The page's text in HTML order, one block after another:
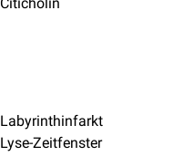
Labyrinthinfarkt
Lyse-Zeitfenster